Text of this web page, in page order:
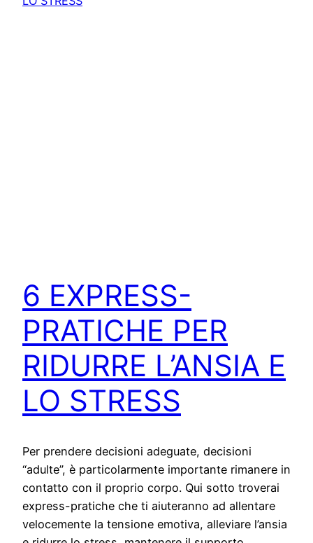
6 EXPRESS-
PRATICHE PER
RIDURRE L’ANSIA E
LO STRESS
Per prendere decisioni adeguate, decisioni
“adulte”, è particolarmente importante rimanere in
contatto con il proprio corpo. Qui sotto troverai
express-pratiche che ti aiuteranno ad allentare
velocemente la tensione emotiva, alleviare l’ansia